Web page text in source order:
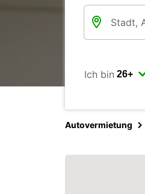
Ich bin
Autovermietung